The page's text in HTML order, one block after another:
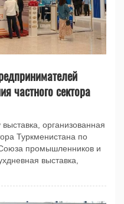
частного сектора
организованная
Туркменистана по
промышленников и
выставка,